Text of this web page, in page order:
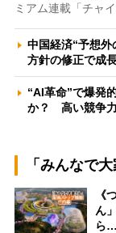
ミアム連載「チャ
中国経済“予想
方針の修正で成
“AI革命”で爆発
か？ 高い競争
「みんなで
《
ん
ら…